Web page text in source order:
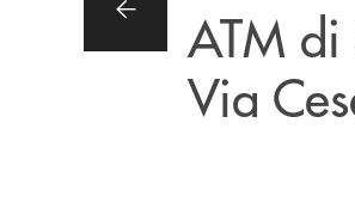
ATM
Via